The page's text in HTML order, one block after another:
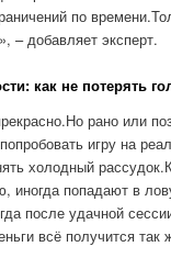
по
– добавляет эксперт.
как не потерять
рано или
игру на
холодный
иногда попадают в
после удачной
всё получится так